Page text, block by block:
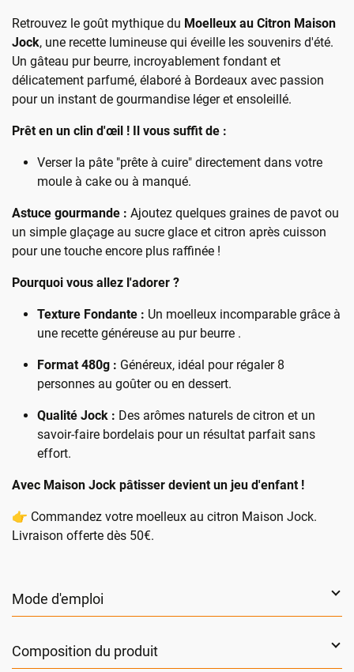
Retrouvez le goût mythique du Moelleux au Citron Maison
Jock, une recette lumineuse qui éveille les souvenirs d'été.
Un gâteau pur beurre, incroyablement fondant et
délicatement parfumé, élaboré à Bordeaux avec passion
pour un instant de gourmandise léger et ensoleillé.
Prêt en un clin d'œil ! Il vous suffit de :
Verser la pâte "prête à cuire" directement dans votre
moule à cake ou à manqué.
Astuce gourmande : Ajoutez quelques graines de pavot ou
un simple glaçage au sucre glace et citron après cuisson
pour une touche encore plus raffinée !
Pourquoi vous allez l'adorer ?
Texture Fondante : Un moelleux incomparable grâce à
une recette généreuse au pur beurre .
Format 480g : Généreux, idéal pour régaler 8
personnes au goûter ou en dessert.
Qualité Jock : Des arômes naturels de citron et un
savoir-faire bordelais pour un résultat parfait sans
effort.
Avec Maison Jock pâtisser devient un jeu d'enfant !
👉 Commandez votre moelleux au citron Maison Jock.
Livraison offerte dès 50€.
Mode d'emploi
Composition du produit